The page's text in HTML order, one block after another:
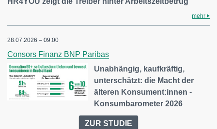
mehr
28.07.2026 – 09:00
Consors Finanz BNP Paribas
Unabhängig, kaufkräftig,
unterschätzt: die Macht der
älteren Konsument:innen -
Konsumbarometer 2026
ZUR STUDIE